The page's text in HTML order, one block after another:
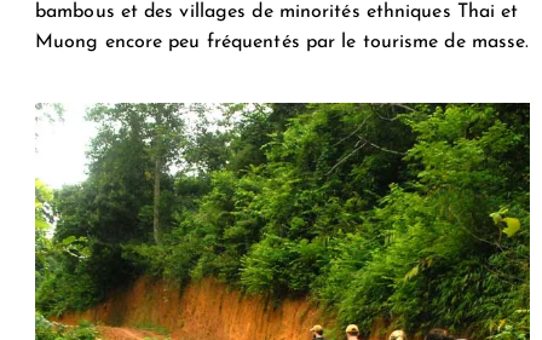
bambous et des villages de minorités ethniques Thai et
Muong encore peu fréquentés par le tourisme de masse.